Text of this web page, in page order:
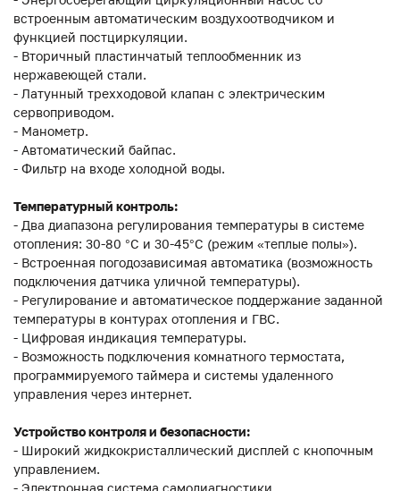
встроенным автоматическим воздухоотводчиком и
функцией постциркуляции.
- Вторичный пластинчатый теплообменник из
нержавеющей стали.
- Латунный трехходовой клапан с электрическим
сервоприводом.
- Манометр.
- Автоматический байпас.
- Фильтр на входе холодной воды.
Температурный контроль:
- Два диапазона регулирования температуры в системе
отопления: 30-80 °С и 30-45°С (режим «теплые полы»).
- Встроенная погодозависимая автоматика (возможность
подключения датчика уличной температуры).
- Регулирование и автоматическое поддержание заданной
температуры в контурах отопления и ГВС.
- Цифровая индикация температуры.
- Возможность подключения комнатного термостата,
программируемого таймера и системы удаленного
управления через интернет.
Устройство контроля и безопасности:
- Широкий жидкокристаллический дисплей с кнопочным
управлением.